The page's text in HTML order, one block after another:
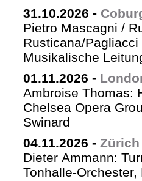
31.10.2026 -
Pietro Mascagni /
Rusticana/Pagliacci
Musikalische
01.11.2026 -
Ambroise Thomas:
Chelsea Opera
Swinard
04.11.2026 - Zürich
Dieter Ammann:
Tonhalle-